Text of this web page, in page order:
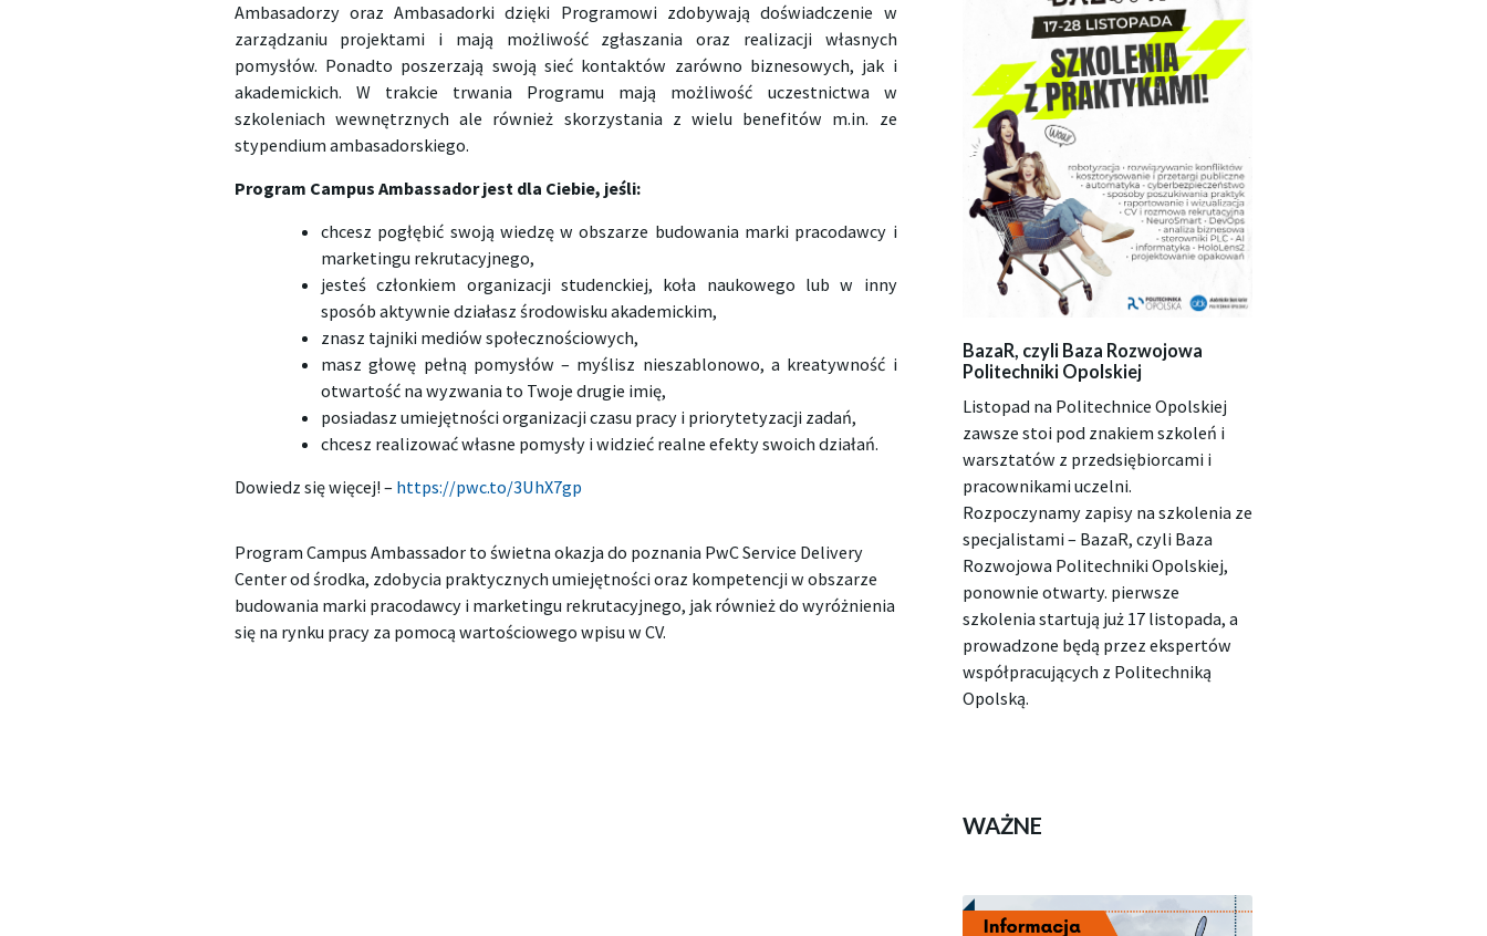
Ambasadorzy oraz Ambasadorki dzięki Programowi zdobywają doświadczenie w
zarządzaniu projektami i mają możliwość zgłaszania oraz realizacji własnych
pomysłów. Ponadto poszerzają swoją sieć kontaktów zarówno biznesowych, jak i
akademickich. W trakcie trwania Programu mają możliwość uczestnictwa w
szkoleniach wewnętrznych ale również skorzystania z wielu benefitów m.in. ze
stypendium ambasadorskiego.
Program Campus Ambassador jest dla Ciebie, jeśli:
chcesz pogłębić swoją wiedzę w obszarze budowania marki pracodawcy i
marketingu rekrutacyjnego,
jesteś członkiem organizacji studenckiej, koła naukowego lub w inny
sposób aktywnie działasz środowisku akademickim,
znasz tajniki mediów społecznościowych,
masz głowę pełną pomysłów – myślisz nieszablonowo, a kreatywność i
otwartość na wyzwania to Twoje drugie imię,
posiadasz umiejętności organizacji czasu pracy i priorytetyzacji zadań,
chcesz realizować własne pomysły i widzieć realne efekty swoich działań.
Dowiedz się więcej! – https://pwc.to/3UhX7gp
Program Campus Ambassador to świetna okazja do poznania PwC Service Delivery
Center od środka, zdobycia praktycznych umiejętności oraz kompetencji w obszarze
budowania marki pracodawcy i marketingu rekrutacyjnego, jak również do wyróżnienia
się na rynku pracy za pomocą wartościowego wpisu w CV.
BazaR, czyli Baza Rozwojowa
Politechniki Opolskiej
Listopad na Politechnice Opolskiej
zawsze stoi pod znakiem szkoleń i
warsztatów z przedsiębiorcami i
pracownikami uczelni.
Rozpoczynamy zapisy na szkolenia ze
specjalistami – BazaR, czyli Baza
Rozwojowa Politechniki Opolskiej,
ponownie otwarty. pierwsze
szkolenia startują już 17 listopada, a
prowadzone będą przez ekspertów
współpracujących z Politechniką
Opolską.
WAŻNE